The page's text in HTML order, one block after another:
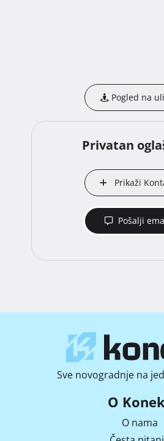
Pogled na
Privatan
Prikaži
Pošalji
Sve novogradnje na
O
O nama